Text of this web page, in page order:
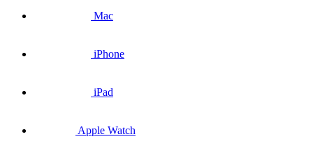
Mac
iPhone
iPad
Apple Watch